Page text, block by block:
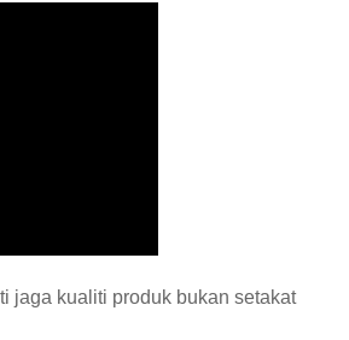
jaga kualiti produk bukan setakat